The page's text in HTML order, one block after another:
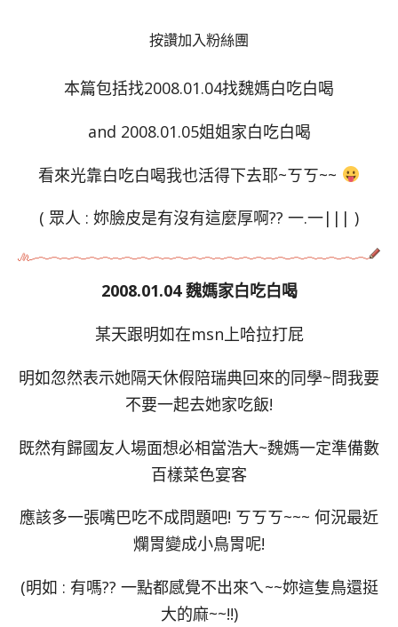
按讚加入粉絲團
本篇包括找2008.01.04找魏媽白吃白喝
and 2008.01.05姐姐家白吃白喝
看來光靠白吃白喝我也活得下去耶~ㄎㄎ~~
( 眾人 : 妳臉皮是有沒有這麼厚啊?? 一.一||| )
2008.01.04 魏媽家白吃白喝
某天跟明如在msn上哈拉打屁
明如忽然表示她隔天休假陪瑞典回來的同學~問我要
不要一起去她家吃飯!
既然有歸國友人場面想必相當浩大~魏媽一定準備數
百樣菜色宴客
應該多一張嘴巴吃不成問題吧! ㄎㄎㄎ~~~ 何況最近
爛胃變成小鳥胃呢!
(明如 : 有嗎?? 一點都感覺不出來ㄟ~~妳這隻鳥還挺
大的麻~~!!)